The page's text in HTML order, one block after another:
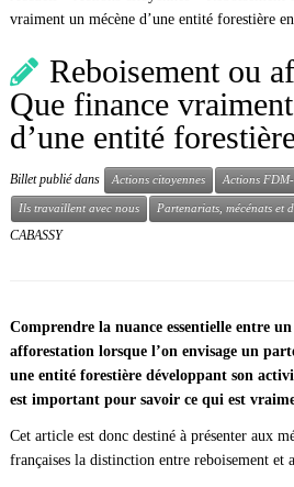
vraiment un mécène d’une entité forestière
Reboisement ou
Que finance
d’une entité
Billet publié dans Actions citoyennes Actions
Ils travaillent avec nous Partenariats, mécénats et
CABASSY
Comprendre la nuance essentielle entre
afforestation lorsque l’on envisage un
une entité forestière développant son
est important pour savoir ce qui est
Cet article est donc destiné à présenter aux
françaises la distinction entre reboisement et